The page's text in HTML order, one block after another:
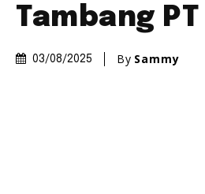
Tambang PT
03/08/2025 By Sammy